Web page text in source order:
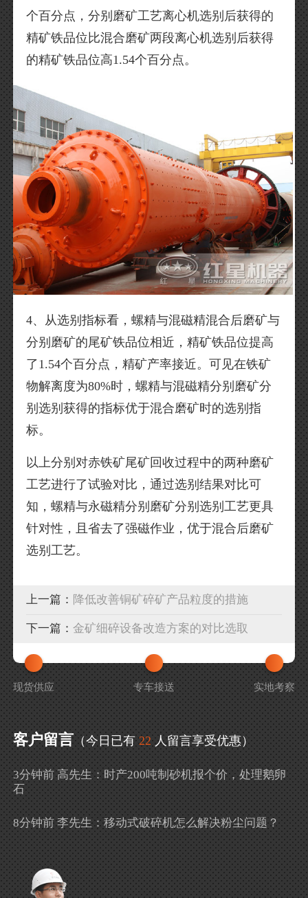
个百分点，分别磨矿工艺离心机选别后获得的
精矿铁品位比混合磨矿两段离心机选别后获得
的精矿铁品位高1.54个百分点。
4、从选别指标看，螺精与混磁精混合后磨矿与
分别磨矿的尾矿铁品位相近，精矿铁品位提高
了1.54个百分点，精矿产率接近。可见在铁矿
物解离度为80%时，螺精与混磁精分别磨矿分
别选别获得的指标优于混合磨矿时的选别指
标。
以上分别对赤铁矿尾矿回收过程中的两种磨矿
工艺进行了试验对比，通过选别结果对比可
知，螺精与永磁精分别磨矿分别选别工艺更具
针对性，且省去了强磁作业，优于混合后磨矿
选别工艺。
上一篇： 降低改善铜矿碎矿产品粒度的措施
下一篇：金矿细碎设备改造方案的对比选取
现货供应 专车接送 实地考察
客户留言 （今日已有 22 人留言享受优惠）
3分钟前 高先生：时产200吨制砂机报个价，处理鹅卵
石
8分钟前 李先生：移动式破碎机怎么解决粉尘问题？
吗？